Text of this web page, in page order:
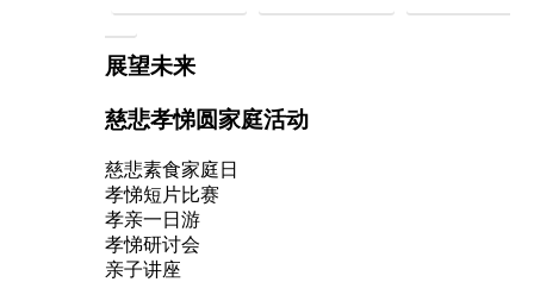
心
展望未来
慈悲孝悌圆家庭活动
慈悲素食家庭日
孝悌短片比赛
孝亲一日游
孝悌研讨会
亲子讲座